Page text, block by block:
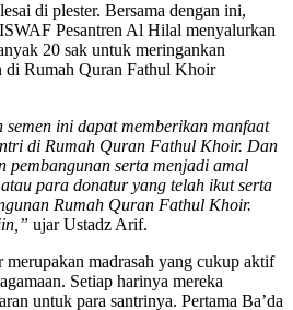
di plester. Bersama dengan ini,
Pesantren Al Hilal menyalurkan
20 sak untuk meringankan
di Rumah Quran Fathul Khoir
ini dapat memberikan manfaat
di Rumah Quran Fathul Khoir. Dan
pembangunan serta menjadi amal
para donatur yang telah ikut serta
Rumah Quran Fathul Khoir.
ujar Ustadz Arif.
madrasah yang cukup aktif
Setiap harinya mereka
untuk para santrinya. Pertama Ba’da